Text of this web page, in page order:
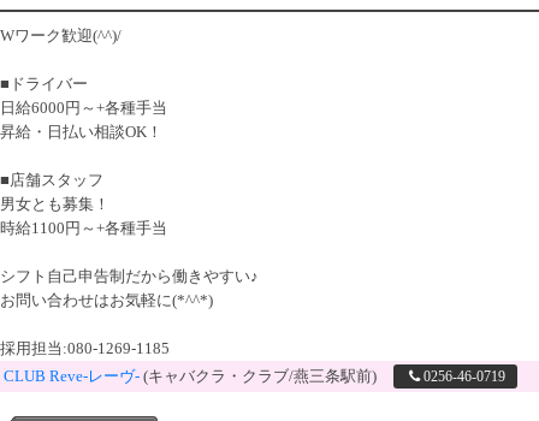
Wワーク歓迎(^^)/
■ドライバー
日給6000円～+各種手当
昇給・日払い相談OK！
■店舗スタッフ
男女とも募集！
時給1100円～+各種手当
シフト自己申告制だから働きやすい♪
お問い合わせはお気軽に(*^^*)
採用担当:080-1269-1185
CLUB Reve-レーヴ- (キャバクラ・クラブ/燕三条駅前) 0256-46-0719